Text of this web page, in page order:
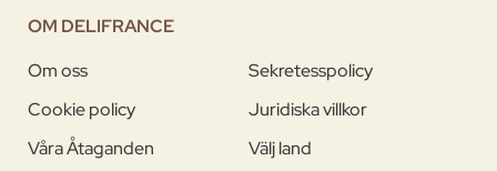
OM DELIFRANCE
Om oss
Sekretesspolicy
Cookie policy
Juridiska villkor
Våra Åtaganden
Välj land